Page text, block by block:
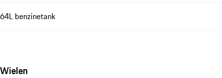
64L benzinetank
Wielen